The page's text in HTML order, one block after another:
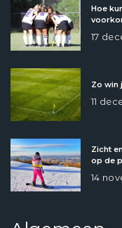
Hoe
17
Zo win
11
Zicht
op de
14